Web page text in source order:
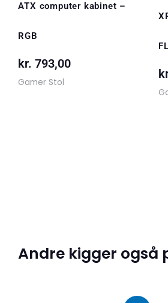
ATX computer kabinet –
RGB
kr. 793,00
Gamer Stol
Andre kigger også